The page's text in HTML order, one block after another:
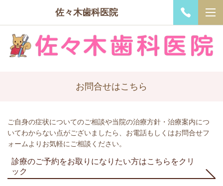
佐々木歯科医院
お問合せはこちら
ご自身の症状についてのご相談や当院の治療方針・治療案内につ
いてわからない点がございましたら、お電話もしくはお問合せフ
ォームよりお気軽にご相談ください。
診療のご予約をお取りになりたい方はこちらをクリ
ック